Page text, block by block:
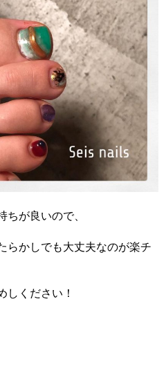
が良いので、
らかしでも大丈夫なのが楽チ
しください！